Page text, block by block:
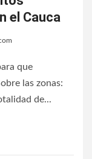
el Cauca
que
las zonas:
de...